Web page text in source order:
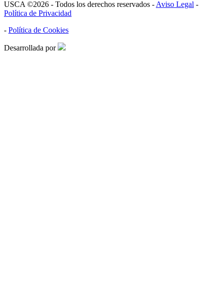
USCA ©2026 - Todos los derechos reservados - Aviso Legal -
Política de Privacidad
- Política de Cookies
Desarrollada por